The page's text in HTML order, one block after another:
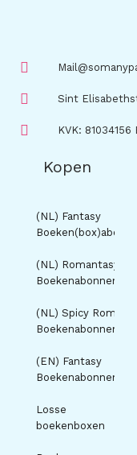
Sint
KVK:
Kopen
(NL) Fantasy
(NL) Romantasy
Boekenabonnement
(NL) Spicy Romance
Boekenabonnement
(EN) Fantasy
Boekenabonnement
Losse
boekenboxen